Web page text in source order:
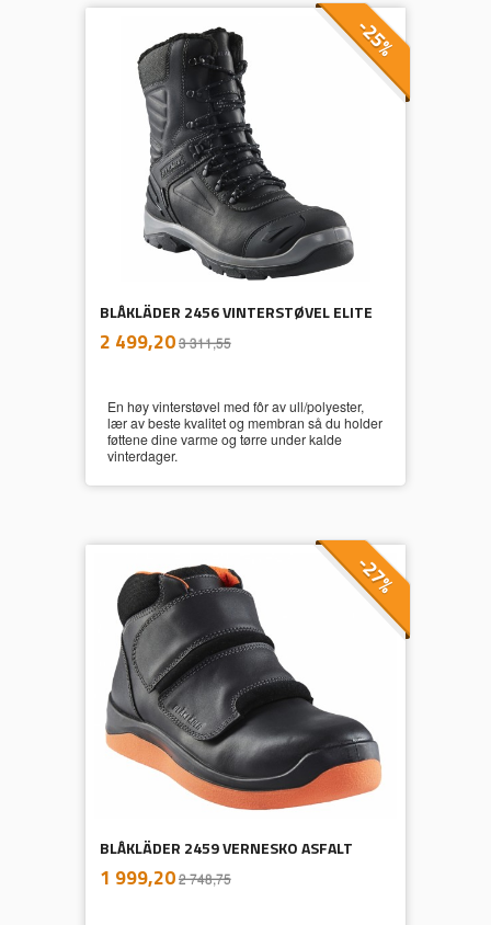
BLÅKLÄDER 2456 VINTERSTØVEL ELITE
Tilbud
2 499,203 311,55
-25%
mva.
En høy vinterstøvel med fôr av ull/polyester,
lær av beste kvalitet og membran så du holder
føttene dine varme og tørre under kalde
vinterdager.
BLÅKLÄDER 2459 VERNESKO ASFALT
Tilbud
1 999,202 748,75
-27%
mva.